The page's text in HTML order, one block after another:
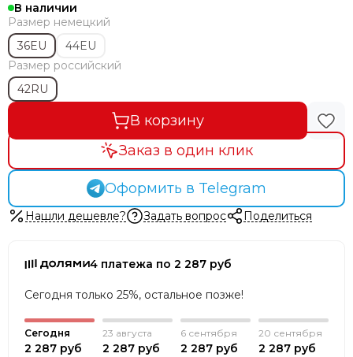
В наличии
Размер немецкий
36EU
44EU
Размер российский
42RU
В корзину
Заказ в один клик
Оформить в Telegram
Нашли дешевле? Задать вопрос Поделиться
4 платежа по 2 287 руб
Сегодня только 25%, остальное позже!
Сегодня
2 287 руб
23 августа
2 287 руб
6 сентября
2 287 руб
20 сентября
2 287 руб